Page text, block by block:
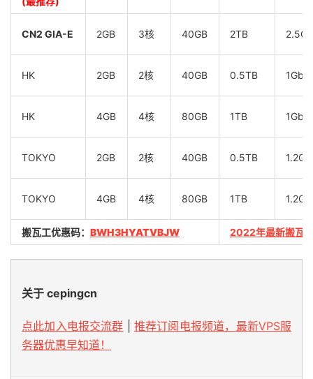
CN2 GIA-E 2GB 3核 40GB 2TB
HK 2GB 2核 40GB 0.5TB
HK 4GB 4核 80GB 1TB
TOKYO 2GB 2核 40GB 0.5TB
TOKYO 4GB 4核 80GB 1TB
搬瓦工优惠码： BWH3HYATVBJW 2022年最新搬瓦
关于 cepingcn
点此加入电报交流群
推荐订阅电报频道，最新VPS服
务器优惠早知道！